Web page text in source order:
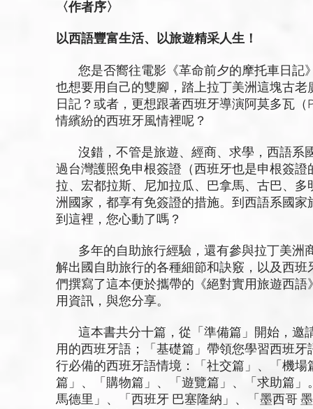
〈作者序〉
以西語豐富生活、以旅遊精采人生！
您是否嚮往電影《革命前夕的摩托車日記》
也想要用自己的雙腳，踏上拉丁美洲這塊古
日記？或者，更想跟著西班牙導演阿莫多瓦
情繽紛的西班牙風情裡呢？
沒錯，不管是旅遊、經商、求學，西語系
過台灣護照免申根簽證（西班牙也是申根簽
拉、宏都拉斯、尼加拉瓜、巴拿馬、古巴、
洲國家，都享有免簽證的措施。到西語系國
到這裡，您心動了嗎？
多年的自助旅行經驗，還有參與拉丁美洲
解出國自助旅行的各種細節和訣竅，以及西
們撰寫了這本便於攜帶的《絕對實用旅遊西
用資訊，與您分享。
這本書共分十篇，從「準備篇」開始，邀
用的西班牙語；「基礎篇」帶領您學習西班
行必備的西班牙語情境：「社交篇」、「機
篇」、「購物篇」、「遊覽篇」、「求助篇
馬德里」、「西班牙 巴塞隆納」、「墨西哥